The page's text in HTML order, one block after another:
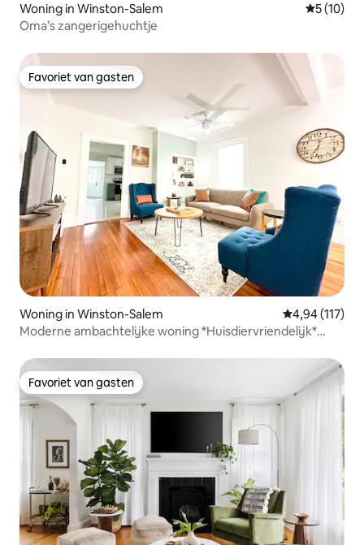
Woning in Winston-Salem
5 (10)
Oma’s zangerigehuchtje
Favoriet van gasten
Favoriet van gasten
Woning in Winston-Salem Gemiddelde
4,94 (117)
Moderne ambachtelijke woning *Huisdiervriendelijk*
Favoriet van gasten
Favoriet van gasten